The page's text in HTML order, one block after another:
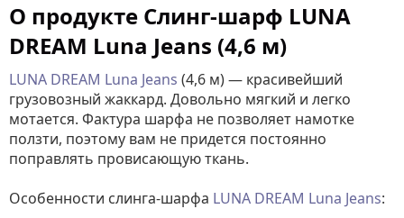
О продукте Слинг-шарф LUNA
DREAM Luna Jeans (4,6 м)
LUNA DREAM Luna Jeans (4,6 м) — красивейший
грузовозный жаккард. Довольно мягкий и легко
мотается. Фактура шарфа не позволяет намотке
ползти, поэтому вам не придется постоянно
поправлять провисающую ткань.
Особенности слинга-шарфа LUNA DREAM Luna Jeans: